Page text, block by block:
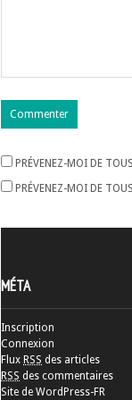
PRÉVENEZ-MOI DE
PRÉVENEZ-MOI DE
MÉTA
Inscription
Connexion
Flux RSS des articles
RSS des commentaires
Site de WordPress-FR